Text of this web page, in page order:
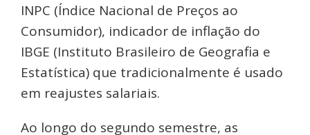
INPC (Índice Nacional de Preços ao
Consumidor), indicador de inflação do
IBGE (Instituto Brasileiro de Geografia e
Estatística) que tradicionalmente é usado
em reajustes salariais.
Ao longo do segundo semestre, as